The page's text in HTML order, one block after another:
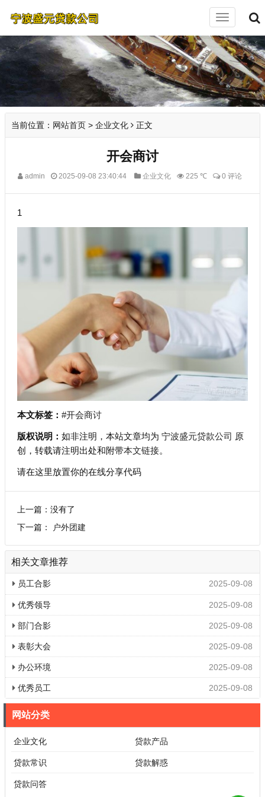
切
导
航
当前位置： 网站首页 > 企业文化 正文
开会商讨
admin 2025-09-08 23:40:44 企业文化 225 ℃ 0 评论
1
本文标签： #开会商讨
版权说明： 如非注明，本站文章均为 宁波盛元贷款公司 原
创，转载请注明出处和附带本文链接。
请在这里放置你的在线分享代码
上一篇：没有了
下一篇：
户外团建
相关文章推荐
2025-09-08
员工合影
2025-09-08
优秀领导
2025-09-08
部门合影
2025-09-08
表彰大会
2025-09-08
办公环境
2025-09-08
优秀员工
网站分类
企业文化 贷款产品
贷款常识 贷款解惑
贷款问答